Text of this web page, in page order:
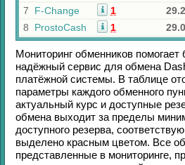
7
F-Change 1
8
ProstoCash 1
Мониторинг обменников помогает
надёжный сервис для обмена
платёжной системы. В таблице
параметры каждого обменного
актуальный курс и доступные
обмена выходит за пределы
доступного резерва,
выделено красным цветом. Все
представленные в мониторинге,